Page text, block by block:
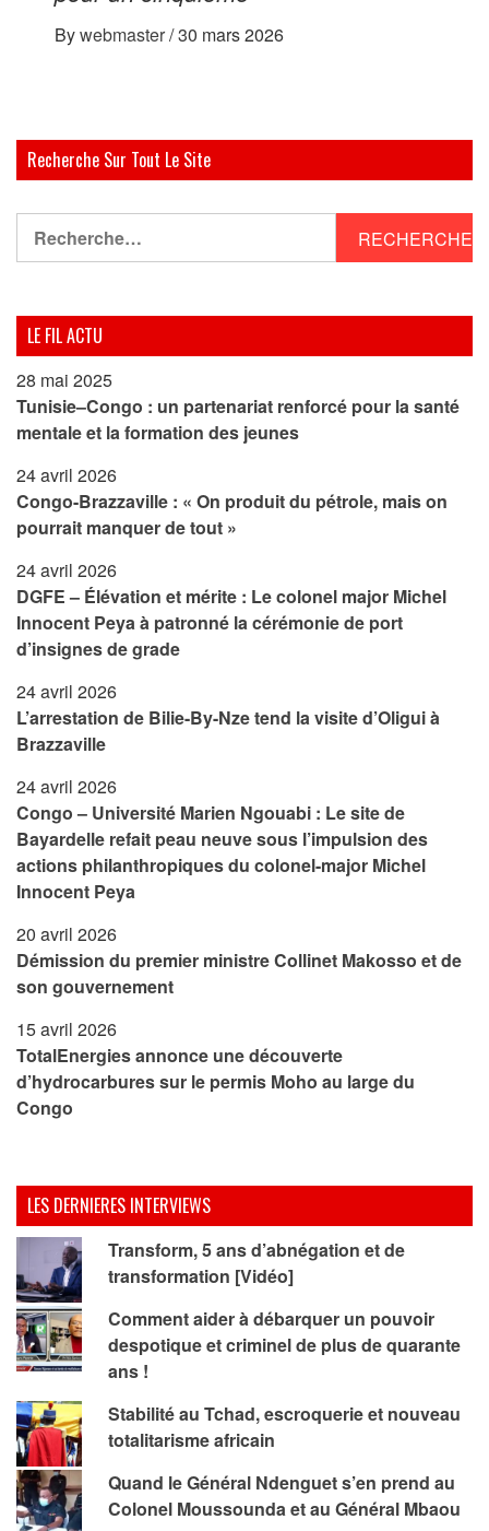
Bywebmaster/30 mars 2026
Recherche Sur Tout Le Site
LE FIL ACTU
28 mai 2025
Tunisie–Congo : un partenariat renforcé pour la santé
mentale et la formation des jeunes
24 avril 2026
Congo-Brazzaville : « On produit du pétrole, mais on
pourrait manquer de tout »
24 avril 2026
DGFE – Élévation et mérite : Le colonel major Michel
Innocent Peya à patronné la cérémonie de port
d’insignes de grade
24 avril 2026
L’arrestation de Bilie-By-Nze tend la visite d’Oligui à
Brazzaville
24 avril 2026
Congo – Université Marien Ngouabi : Le site de
Bayardelle refait peau neuve sous l’impulsion des
actions philanthropiques du colonel-major Michel
Innocent Peya
20 avril 2026
Démission du premier ministre Collinet Makosso et de
son gouvernement
15 avril 2026
TotalEnergies annonce une découverte
d’hydrocarbures sur le permis Moho au large du
Congo
LES DERNIERES INTERVIEWS
Transform, 5 ans d’abnégation et de
transformation [Vidéo]
Comment aider à débarquer un pouvoir
despotique et criminel de plus de quarante
ans !
Stabilité au Tchad, escroquerie et nouveau
totalitarisme africain
Quand le Général Ndenguet s’en prend au
Colonel Moussounda et au Général Mbaou